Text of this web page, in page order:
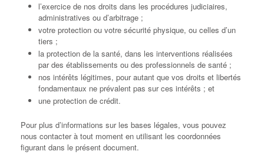
l’exercice de nos droits dans les procédures judiciaires,
administratives ou d’arbitrage ;
votre protection ou votre sécurité physique, ou celles d’un
tiers ;
la protection de la santé, dans les interventions réalisées
par des établissements ou des professionnels de santé ;
nos intérêts légitimes, pour autant que vos droits et libertés
fondamentaux ne prévalent pas sur ces intérêts ; et
une protection de crédit.
Pour plus d’informations sur les bases légales, vous pouvez
nous contacter à tout moment en utilisant les coordonnées
figurant dans le présent document.